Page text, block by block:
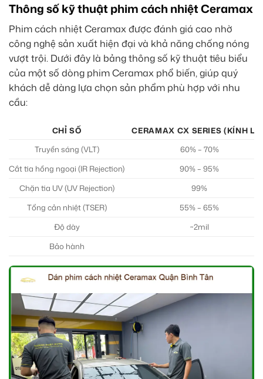
Thông số kỹ thuật phim cách nhiệt Ceramax
Phim cách nhiệt Ceramax được đánh giá cao nhờ
công nghệ sản xuất hiện đại và khả năng chống nóng
vượt trội. Dưới đây là bảng thông số kỹ thuật tiêu biểu
của một số dòng phim Ceramax phổ biến, giúp quý
khách dễ dàng lựa chọn sản phẩm phù hợp với nhu
cầu:
CHỈ SỐ
CERAMAX CX SERIES (KÍNH
Truyền sáng (VLT)
60% – 70%
Cắt tia hồng ngoại (IR Rejection)
90% – 95%
Chặn tia UV (UV Rejection)
99%
Tổng cản nhiệt (TSER)
55% – 65%
Độ dày
~2mil
Bảo hành